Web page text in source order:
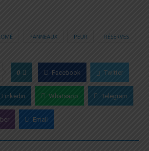
PANNEAUX PEUR RÉSERVES
0 Facebook Twitter
Linkedin Whatsapp Telegram
Email